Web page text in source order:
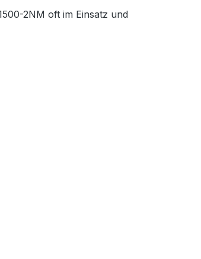
2NM oft im Einsatz und